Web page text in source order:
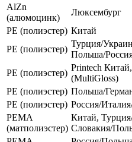
AlZn
(алюмоцинк)
Люксембург
РЕ (полиэстер) Китай
РЕ (полиэстер)
Турция/
Польша/
РЕ (полиэстер)
Printech
(MultiGloss)
РЕ (полиэстер) Польша/
РЕ (полиэстер) Россия/
РЕМА
(матполиэстер)
Китай,
Словакия/